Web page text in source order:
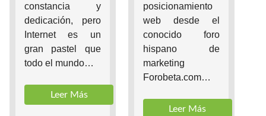
constancia y
dedicación, pero
Internet es un
gran pastel que
todo el mundo…
Leer Más
posicionamiento
web desde el
conocido foro
hispano de
marketing
Forobeta.com…
Leer Más